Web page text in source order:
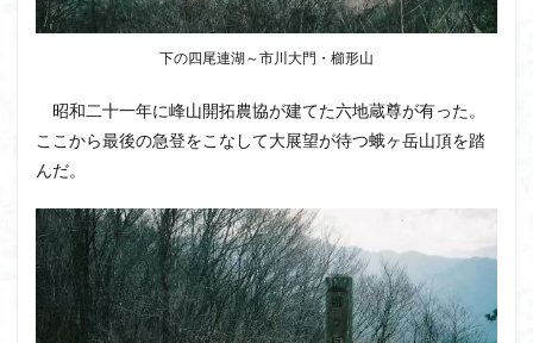
下の四尾連湖～市川大門・櫛形山
昭和二十一年に峰山開拓農協が建てた六地蔵尊が有った。
ここから最後の急登をこなして大展望が待つ蛾ヶ岳山頂を踏
んだ。